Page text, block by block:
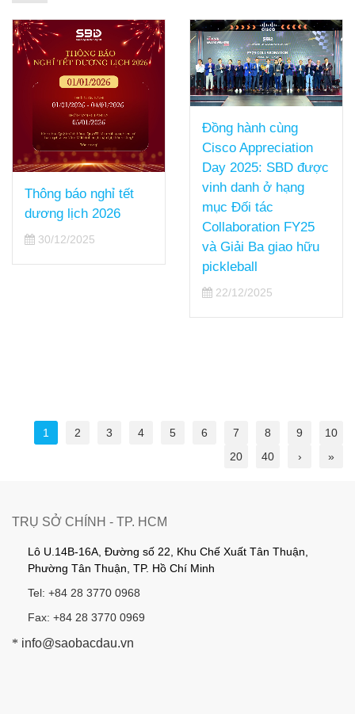
Thông báo nghỉ tết
dương lịch 2026
30/12/2025
Đồng hành cùng
Cisco Appreciation
Day 2025: SBD được
vinh danh ở hạng
mục Đối tác
Collaboration FY25
và Giải Ba giao hữu
pickleball
22/12/2025
1 2 3 4 5 6 7 8 9
10
20
40 › »
TRỤ SỞ CHÍNH - TP. HCM
Lô U.14B-16A, Đường số 22, Khu Chế Xuất Tân Thuận,
Phường Tân Thuận, TP. Hồ Chí Minh
Tel: +84 28 3770 0968
Fax: +84 28 3770 0969
* info@saobacdau.vn